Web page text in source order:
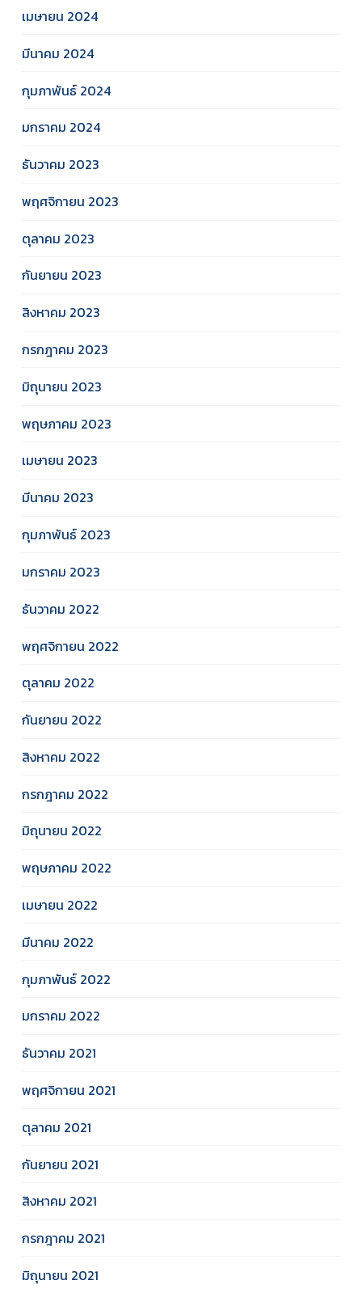
เมษายน 2024
มีนาคม 2024
กุมภาพันธ์ 2024
มกราคม 2024
ธันวาคม 2023
พฤศจิกายน 2023
ตุลาคม 2023
กันยายน 2023
สิงหาคม 2023
กรกฎาคม 2023
มิถุนายน 2023
พฤษภาคม 2023
เมษายน 2023
มีนาคม 2023
กุมภาพันธ์ 2023
มกราคม 2023
ธันวาคม 2022
พฤศจิกายน 2022
ตุลาคม 2022
กันยายน 2022
สิงหาคม 2022
กรกฎาคม 2022
มิถุนายน 2022
พฤษภาคม 2022
เมษายน 2022
มีนาคม 2022
กุมภาพันธ์ 2022
มกราคม 2022
ธันวาคม 2021
พฤศจิกายน 2021
ตุลาคม 2021
กันยายน 2021
สิงหาคม 2021
กรกฎาคม 2021
มิถุนายน 2021